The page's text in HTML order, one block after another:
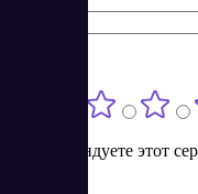
Порекомендуете этот